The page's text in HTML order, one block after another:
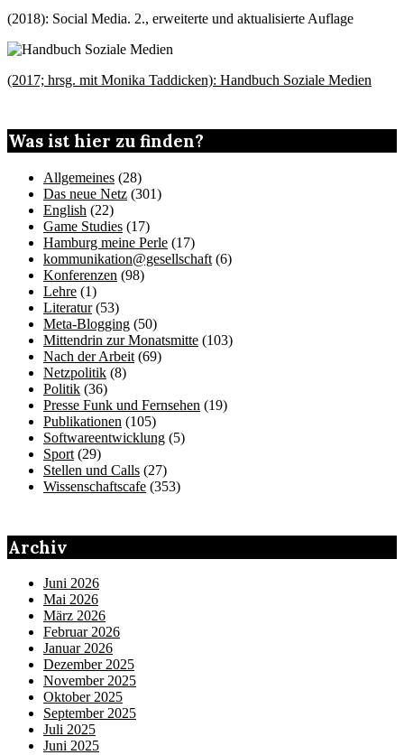
(2018): Social Media. 2., erweiterte und aktualisierte Auflage
(2017; hrsg. mit Monika Taddicken): Handbuch Soziale Medien
Was ist hier zu finden?
Allgemeines (28)
Das neue Netz (301)
English (22)
Game Studies (17)
Hamburg meine Perle (17)
kommunikation@gesellschaft (6)
Konferenzen (98)
Lehre (1)
Literatur(53)
Meta-Blogging (50)
Mittendrin zur Monatsmitte (103)
Nach der Arbeit (69)
Netzpolitik (8)
Politik (36)
Presse Funk und Fernsehen (19)
Publikationen (105)
Softwareentwicklung (5)
Sport (29)
Stellen und Calls (27)
Wissenschaftscafe (353)
Archiv
Juni 2026
Mai 2026
März 2026
Februar 2026
Januar 2026
Dezember 2025
November 2025
Oktober 2025
September 2025
Juli 2025
Juni 2025